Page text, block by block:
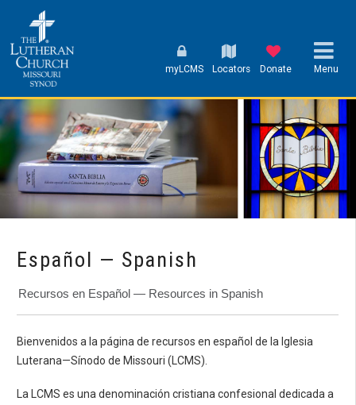
myLCMS Locators Donate Menu
Español — Spanish
Recursos en Español — Resources in Spanish
Bienvenidos a la página de recursos en español de la Iglesia
Luterana—Sínodo de Missouri (LCMS).
La LCMS es una denominación cristiana confesional dedicada a